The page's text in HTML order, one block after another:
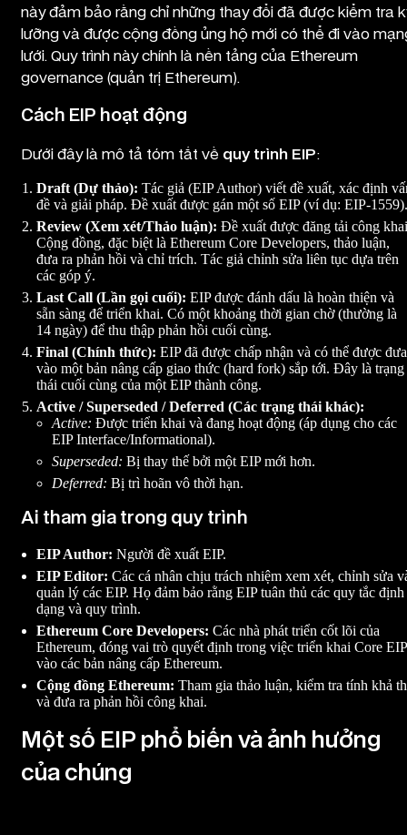
này đảm bảo rằng chỉ những thay đổi đã được kiểm tra
lưỡng và được cộng đồng ủng hộ mới có thể đi vào
lưới. Quy trình này chính là nền tảng của Ethereum
governance (quản trị Ethereum).
Cách EIP hoạt động
Dưới đây là mô tả tóm tắt về quy trình EIP:
Draft (Dự thảo): Tác giả (EIP Author) viết đề xuất, xác định
đề và giải pháp. Đề xuất được gán một số EIP (ví dụ: EIP-1559).
Review (Xem xét/Thảo luận): Đề xuất được đăng tải công
Cộng đồng, đặc biệt là Ethereum Core Developers, thảo luận,
đưa ra phản hồi và chỉ trích. Tác giả chỉnh sửa liên tục dựa trên
các góp ý.
Last Call (Lần gọi cuối): EIP được đánh dấu là hoàn thiện và
sẵn sàng để triển khai. Có một khoảng thời gian chờ (thường là
14 ngày) để thu thập phản hồi cuối cùng.
Final (Chính thức): EIP đã được chấp nhận và có thể được đưa
vào một bản nâng cấp giao thức (hard fork) sắp tới. Đây là trạng
thái cuối cùng của một EIP thành công.
Active / Superseded / Deferred (Các trạng thái khác):
Active: Được triển khai và đang hoạt động (áp dụng cho các
EIP Interface/Informational).
Superseded: Bị thay thế bởi một EIP mới hơn.
Deferred: Bị trì hoãn vô thời hạn.
Ai tham gia trong quy trình
EIP Author: Người đề xuất EIP.
EIP Editor: Các cá nhân chịu trách nhiệm xem xét, chỉnh sửa
quản lý các EIP. Họ đảm bảo rằng EIP tuân thủ các quy tắc định
dạng và quy trình.
Ethereum Core Developers: Các nhà phát triển cốt lõi của
Ethereum, đóng vai trò quyết định trong việc triển khai Core EIP
vào các bản nâng cấp Ethereum.
Cộng đồng Ethereum: Tham gia thảo luận, kiểm tra tính khả
và đưa ra phản hồi công khai.
Một số EIP phổ biến và ảnh hưởng
của chúng